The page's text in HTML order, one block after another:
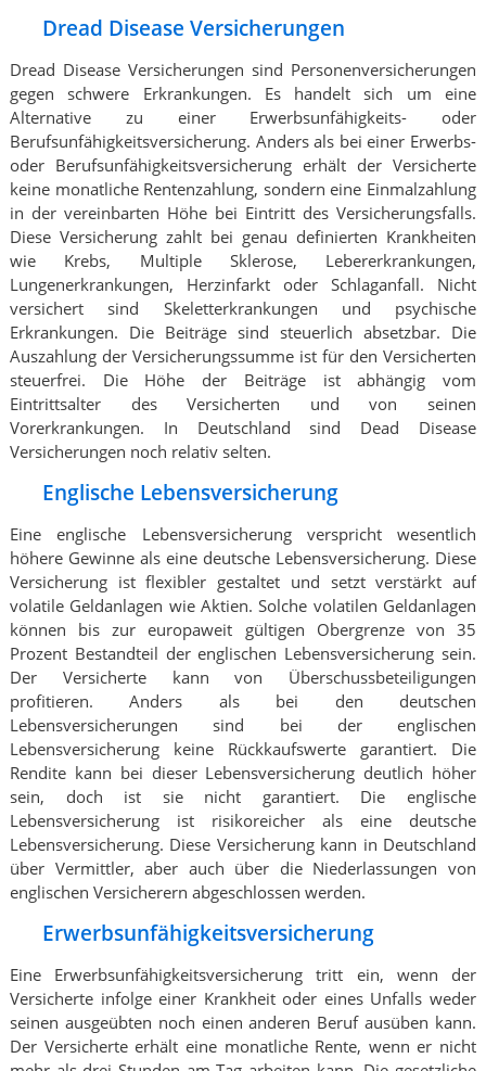
Dread Disease Versicherungen
Dread Disease Versicherungen sind Personenversicherungen
gegen schwere Erkrankungen. Es handelt sich um eine
Alternative zu einer Erwerbsunfähigkeits- oder
Berufsunfähigkeitsversicherung. Anders als bei einer Erwerbs-
oder Berufsunfähigkeitsversicherung erhält der Versicherte
keine monatliche Rentenzahlung, sondern eine Einmalzahlung
in der vereinbarten Höhe bei Eintritt des Versicherungsfalls.
Diese Versicherung zahlt bei genau definierten Krankheiten
wie Krebs, Multiple Sklerose, Lebererkrankungen,
Lungenerkrankungen, Herzinfarkt oder Schlaganfall. Nicht
versichert sind Skeletterkrankungen und psychische
Erkrankungen. Die Beiträge sind steuerlich absetzbar. Die
Auszahlung der Versicherungssumme ist für den Versicherten
steuerfrei. Die Höhe der Beiträge ist abhängig vom
Eintrittsalter des Versicherten und von seinen
Vorerkrankungen. In Deutschland sind Dead Disease
Versicherungen noch relativ selten.
Englische Lebensversicherung
Eine englische Lebensversicherung verspricht wesentlich
höhere Gewinne als eine deutsche Lebensversicherung. Diese
Versicherung ist flexibler gestaltet und setzt verstärkt auf
volatile Geldanlagen wie Aktien. Solche volatilen Geldanlagen
können bis zur europaweit gültigen Obergrenze von 35
Prozent Bestandteil der englischen Lebensversicherung sein.
Der Versicherte kann von Überschussbeteiligungen
profitieren. Anders als bei den deutschen
Lebensversicherungen sind bei der englischen
Lebensversicherung keine Rückkaufswerte garantiert. Die
Rendite kann bei dieser Lebensversicherung deutlich höher
sein, doch ist sie nicht garantiert. Die englische
Lebensversicherung ist risikoreicher als eine deutsche
Lebensversicherung. Diese Versicherung kann in Deutschland
über Vermittler, aber auch über die Niederlassungen von
englischen Versicherern abgeschlossen werden.
Erwerbsunfähigkeitsversicherung
Eine Erwerbsunfähigkeitsversicherung tritt ein, wenn der
Versicherte infolge einer Krankheit oder eines Unfalls weder
seinen ausgeübten noch einen anderen Beruf ausüben kann.
Der Versicherte erhält eine monatliche Rente, wenn er nicht